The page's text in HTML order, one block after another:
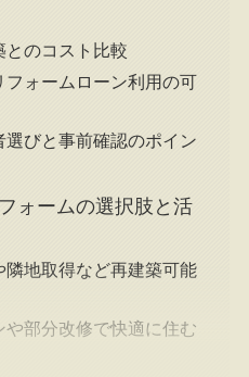
とのコスト比較
フォームローン利用の可
選びと事前確認のポイン
ォームの選択肢と活
隣地取得など再建築可能
や部分改修で快適に住む